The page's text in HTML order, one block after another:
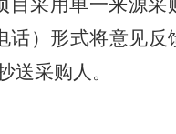
采用单一来源
）形式将意见
送采购人。